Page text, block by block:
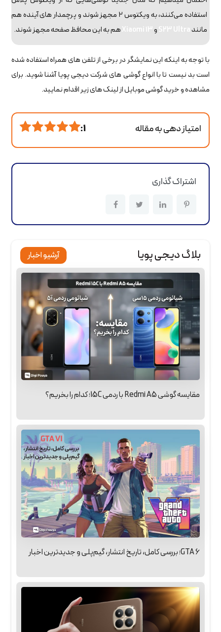
استفاده می‌کنند، به ویکتوس ۲ مجهز شوند و پرچمدار های آینده هم
مانندS23 UltraوXiaomi 13هم به این محافظ صفحه مجهز شوند.
با توجه به اینکه این نمایشگر در برخی از تلفن های همراه استفاده شده
است بد نیست تا با انواع گوشی های شرکت دیجی پویا آشنا شوید. برای
مشاهده و خرید گوشی موبایل از لینک های زیر اقدام نمایید.
امتیاز دهی به مقاله 1 :
اشتراک گذاری
بلاگ دیجی پویا آرشیو اخبار
مقایسه گوشی Redmi A5 با ردمی 15C؛ کدام را بخریم؟
GTA 6؛ بررسی کامل، تاریخ انتشار، گیم‌پلی و جدیدترین اخبار